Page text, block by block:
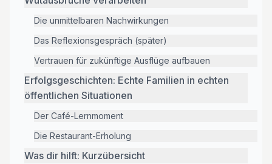
Die unmittelbaren Nachwirkungen
Das Reflexionsgespräch (später)
Vertrauen für zukünftige Ausflüge aufbauen
Erfolgsgeschichten: Echte Familien in echten
öffentlichen Situationen
Der Café-Lernmoment
Die Restaurant-Erholung
Was dir hilft: Kurzübersicht